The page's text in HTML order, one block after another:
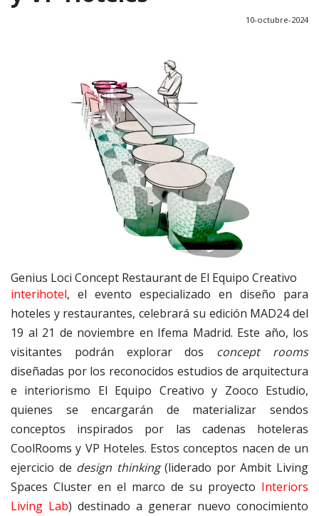
10-octubre-2024
Genius Loci Concept Restaurant de El Equipo Creativo
interihotel, el evento especializado en diseño para
hoteles y restaurantes, celebrará su edición MAD24 del
19 al 21 de noviembre en Ifema Madrid. Este año, los
visitantes podrán explorar dos concept rooms
diseñadas por los reconocidos estudios de arquitectura
e interiorismo El Equipo Creativo y Zooco Estudio,
quienes se encargarán de materializar sendos
conceptos inspirados por las cadenas hoteleras
CoolRooms y VP Hoteles. Estos conceptos nacen de un
ejercicio de design thinking(liderado por Ambit Living
Spaces Cluster en el marco de su proyecto Interiors
Living Lab) destinado a generar nuevo conocimiento